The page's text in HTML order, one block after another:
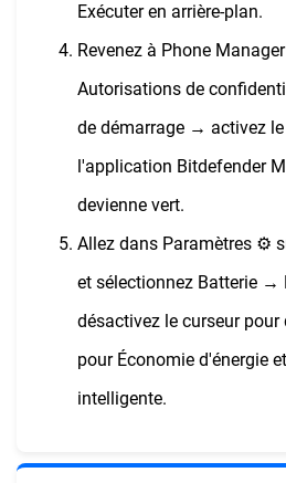
Exécuter en arrière-plan.
Revenez à Phone
Autorisations de
de démarrage → activez
l'application Bitdefender
devienne vert.
Allez dans Paramètres ⚙︎
et sélectionnez Batterie
désactivez le curseur
pour Économie d'énergie
intelligente.